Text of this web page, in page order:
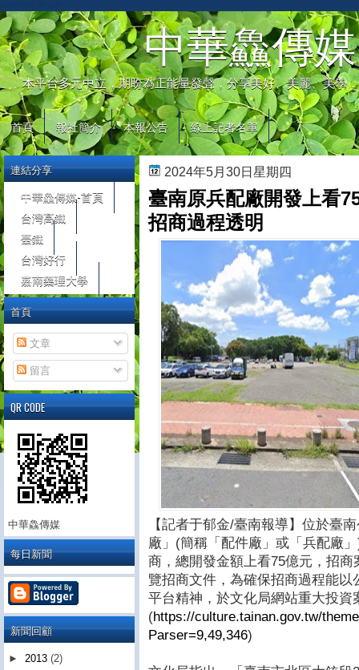
中華鱻傳媒
本平台多元中立，期盼為正能量發聲，分享美好、美麗、美學
首頁 報社簡介 本報公告 線上記者名單
2024年5月30日星期四
臺南原兵配廠開發上看
招商過程透明
【記者于郁金/臺南報導】位於臺
廠」(簡稱「配件廠」或「兵配廠
商，總開發金額上看75億元，招
覽招商文件，為確保招商過程能
平台精神，於文化局網站重大投
(https://culture.tainan.gov.tw/
Parser=9,49,346)
連結分享
中華鱻傳媒-首頁
台灣高鐵
臺鐵
台灣好行
嘉南藥理大學
首頁
文章
留言
QR CODE
中華鱻傳媒
每日新聞
新聞回顧
► 2013 (2)